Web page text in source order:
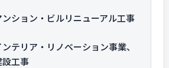
ンション・ビルリニューアル工事
ンテリア・リノベーション事業、
設工事